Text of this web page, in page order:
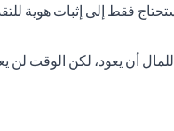
فقط إلى إثبات هوية
أن يعود، لكن الوقت لن